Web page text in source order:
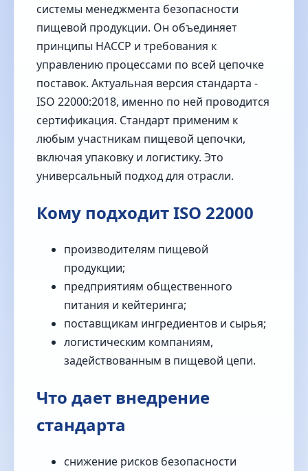
системы менеджмента безопасности
пищевой продукции. Он объединяет
принципы HACCP и требования к
управлению процессами по всей цепочке
поставок. Актуальная версия стандарта -
ISO 22000:2018, именно по ней проводится
сертификация. Стандарт применим к
любым участникам пищевой цепочки,
включая упаковку и логистику. Это
универсальный подход для отрасли.
Кому подходит ISO 22000
производителям пищевой
продукции;
предприятиям общественного
питания и кейтеринга;
поставщикам ингредиентов и сырья;
логистическим компаниям,
задействованным в пищевой цепи.
Что дает внедрение
стандарта
снижение рисков безопасности